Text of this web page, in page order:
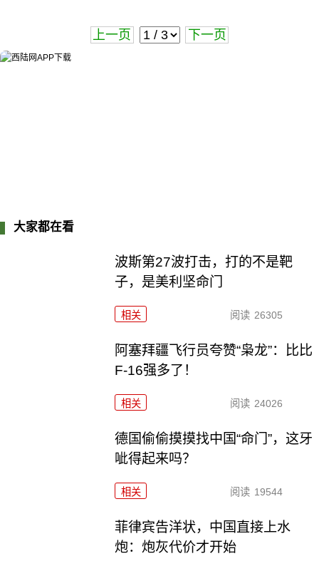
上一页 下一页
大家都在看
波斯第27波打击，打的不是靶
子，是美利坚命门
相关 阅读 26305
阿塞拜疆飞行员夸赞“枭龙”：比比
F-16强多了！
相关 阅读 24026
德国偷偷摸摸找中国“命门”，这牙
呲得起来吗？
相关 阅读 19544
菲律宾告洋状，中国直接上水
炮：炮灰代价才开始